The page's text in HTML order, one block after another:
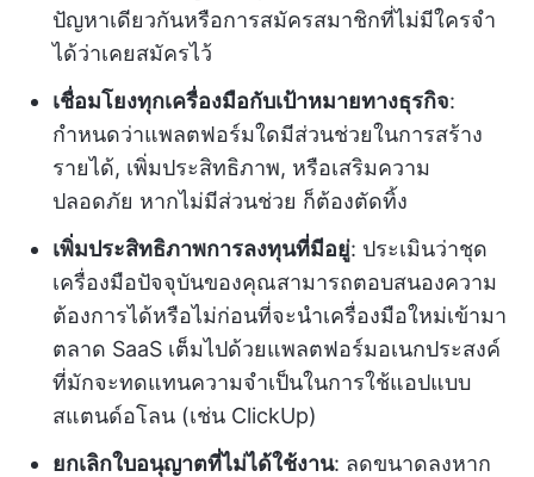
ปัญหาเดียวกันหรือการสมัครสมาชิกที่ไม่มีใครจำ
ได้ว่าเคยสมัครไว้
เชื่อมโยงทุกเครื่องมือกับเป้าหมายทางธุรกิจ:
กำหนดว่าแพลตฟอร์มใดมีส่วนช่วยในการสร้าง
รายได้, เพิ่มประสิทธิภาพ, หรือเสริมความ
ปลอดภัย หากไม่มีส่วนช่วย ก็ต้องตัดทิ้ง
เพิ่มประสิทธิภาพการลงทุนที่มีอยู่: ประเมินว่าชุด
เครื่องมือปัจจุบันของคุณสามารถตอบสนองความ
ต้องการได้หรือไม่ก่อนที่จะนำเครื่องมือใหม่เข้ามา
ตลาด SaaS เต็มไปด้วยแพลตฟอร์มอเนกประสงค์
ที่มักจะทดแทนความจำเป็นในการใช้แอปแบบ
สแตนด์อโลน (เช่น ClickUp)
ยกเลิกใบอนุญาตที่ไม่ได้ใช้งาน: ลดขนาดลงหาก